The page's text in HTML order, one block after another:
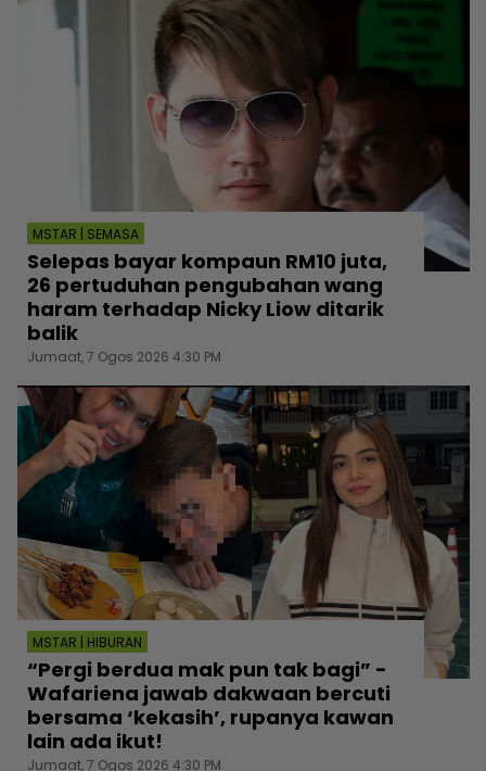
MSTAR | SEMASA
Selepas bayar kompaun RM10 juta,
26 pertuduhan pengubahan wang
haram terhadap Nicky Liow ditarik
balik
Jumaat, 7 Ogos 2026 4:30 PM
MSTAR | HIBURAN
“Pergi berdua mak pun tak bagi” -
Wafariena jawab dakwaan bercuti
bersama ‘kekasih’, rupanya kawan
lain ada ikut!
Jumaat, 7 Ogos 2026 4:30 PM